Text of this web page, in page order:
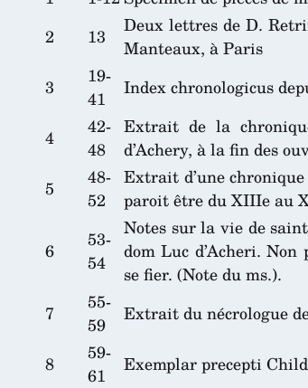
2
13
Deux lettres de D.
Manteaux, à Paris
3
19-
41
Index chronologicus
4
42-
48
Extrait de la
d’Achery, à la fin des
5
48-
52
Extrait d’une
paroit être du XIIIe au
6
53-
54
Notes sur la vie de
dom Luc d’Acheri.
se fier. (Note du ms.).
7
55-
59
Extrait du nécrologue
8
59-
61
Exemplar precepti